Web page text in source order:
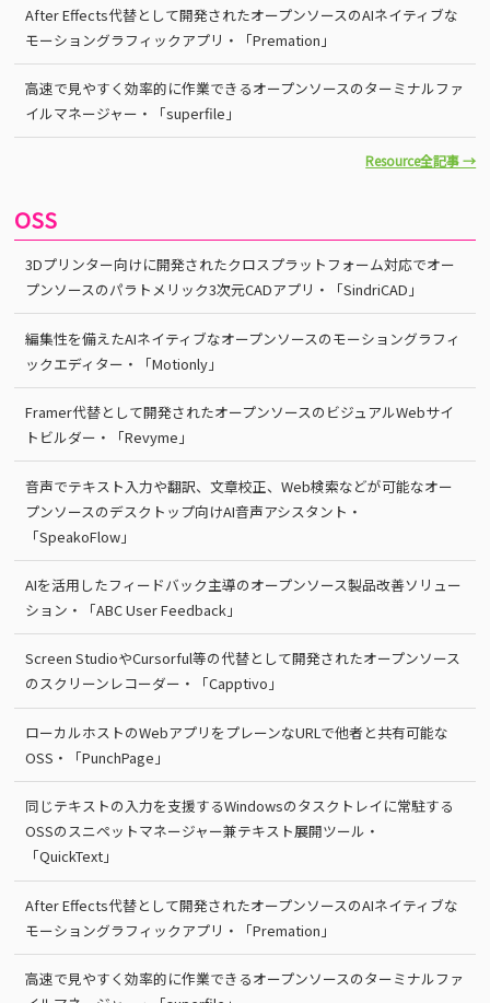
After Effects代替として開発されたオープンソースのAIネイティブな
モーショングラフィックアプリ・「Premation」
高速で見やすく効率的に作業できるオープンソースのターミナルファ
イルマネージャー・「superfile」
Resource全記事 →
OSS
3Dプリンター向けに開発されたクロスプラットフォーム対応でオー
プンソースのパラトメリック3次元CADアプリ・「SindriCAD」
編集性を備えたAIネイティブなオープンソースのモーショングラフィ
ックエディター・「Motionly」
Framer代替として開発されたオープンソースのビジュアルWebサイ
トビルダー・「Revyme」
音声でテキスト入力や翻訳、文章校正、Web検索などが可能なオー
プンソースのデスクトップ向けAI音声アシスタント・
「SpeakoFlow」
AIを活用したフィードバック主導のオープンソース製品改善ソリュー
ション・「ABC User Feedback」
Screen StudioやCursorful等の代替として開発されたオープンソース
のスクリーンレコーダー・「Capptivo」
ローカルホストのWebアプリをプレーンなURLで他者と共有可能な
OSS・「PunchPage」
同じテキストの入力を支援するWindowsのタスクトレイに常駐する
OSSのスニペットマネージャー兼テキスト展開ツール・
「QuickText」
After Effects代替として開発されたオープンソースのAIネイティブな
モーショングラフィックアプリ・「Premation」
高速で見やすく効率的に作業できるオープンソースのターミナルファ